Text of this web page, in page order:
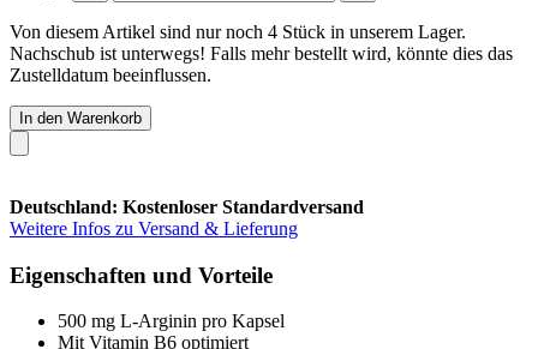
Von diesem Artikel sind nur noch 4 Stück in unserem Lager.
Nachschub ist unterwegs! Falls mehr bestellt wird, könnte dies das
Zustelldatum beeinflussen.
In den Warenkorb
Deutschland: Kostenloser Standardversand
Weitere Infos zu Versand & Lieferung
Eigenschaften und Vorteile
500 mg L-Arginin pro Kapsel
Mit Vitamin B6 optimiert